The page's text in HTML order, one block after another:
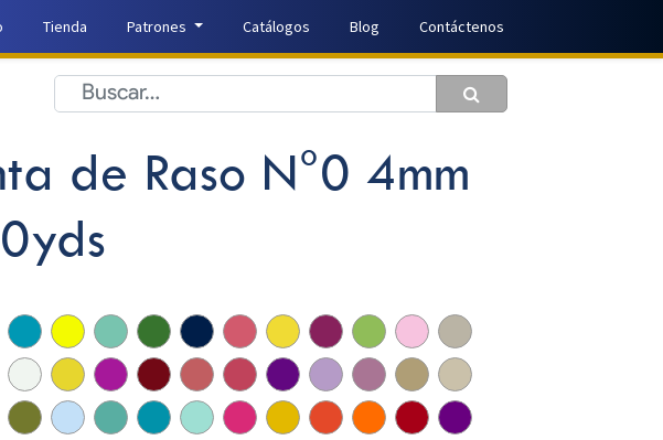
Tienda Patrones Catálogos Blog Contáctenos
de Raso N°0 4mm